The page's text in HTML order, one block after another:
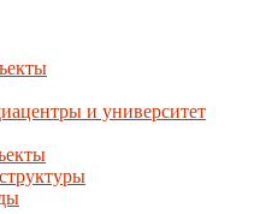
и университет